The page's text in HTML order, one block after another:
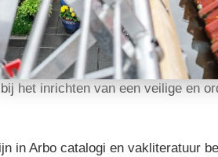
het inrichten van een veilige en
in Arbo catalogi en vakliteratuur